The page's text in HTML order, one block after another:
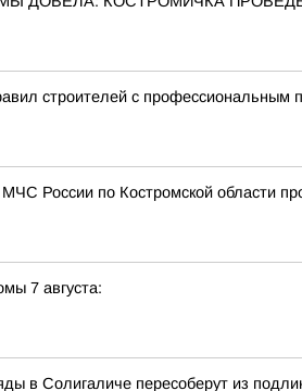
строителей с профессиональным
России по Костромской области
7 августа:
в Солигаличе пересоберут из